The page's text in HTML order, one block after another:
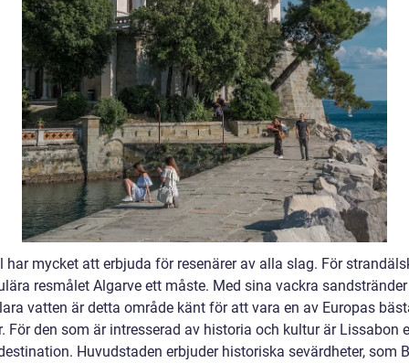
har mycket att erbjuda för resenärer av alla slag. För
resmålet Algarve ett måste. Med sina vackra
vatten är detta område känt för att vara en av Europas
För den som är intresserad av historia och kultur är Lissabon
Huvudstaden erbjuder historiska sevärdheter, som